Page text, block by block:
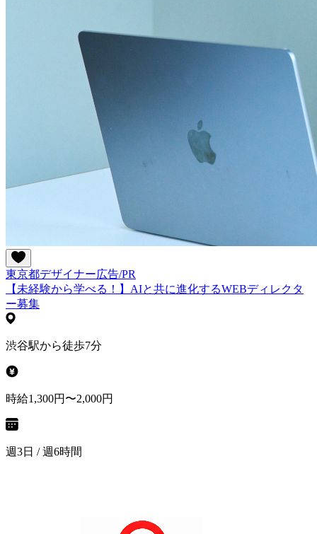
東京都デザイナー広告/PR
【未経験から学べる！】AIと共に進化するWEBディレクタ
ー募集
渋谷駅から徒歩7分
時給1,300円〜2,000円
週3日 / 週6時間